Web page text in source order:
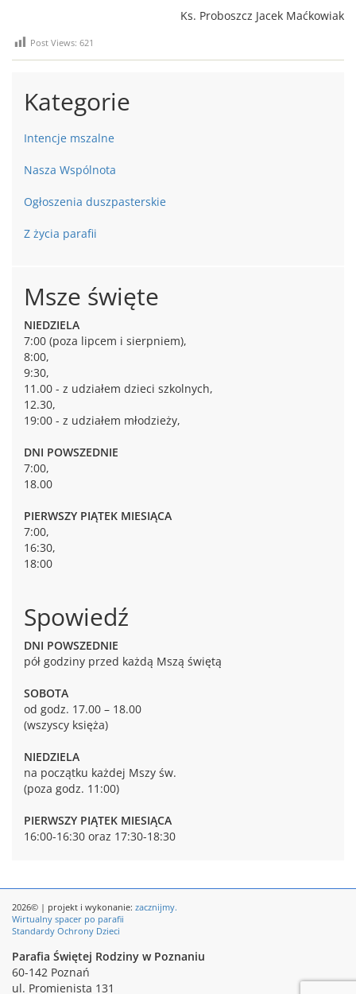
Ks. Proboszcz Jacek Maćkowiak
Post Views: 621
Kategorie
Intencje mszalne
Nasza Wspólnota
Ogłoszenia duszpasterskie
Z życia parafii
Msze święte
NIEDZIELA
7:00 (poza lipcem i sierpniem),
8:00,
9:30,
11.00 - z udziałem dzieci szkolnych,
12.30,
19:00 - z udziałem młodzieży,
DNI POWSZEDNIE
7:00,
18.00
PIERWSZY PIĄTEK MIESIĄCA
7:00,
16:30,
18:00
Spowiedź
DNI POWSZEDNIE
pół godziny przed każdą Mszą świętą
SOBOTA
od godz. 17.00 – 18.00
(wszyscy księża)
NIEDZIELA
na początku każdej Mszy św.
(poza godz. 11:00)
PIERWSZY PIĄTEK MIESIĄCA
16:00-16:30 oraz 17:30-18:30
2026© | projekt i wykonanie: zacznijmy.
Wirtualny spacer po parafii
Standardy Ochrony Dzieci
Parafia Świętej Rodziny w Poznaniu
60-142 Poznań
ul. Promienista 131